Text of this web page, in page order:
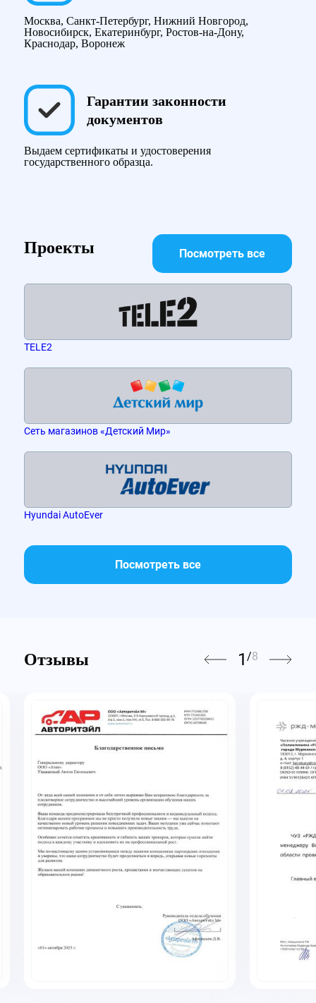
Москва, Санкт-Петербург, Нижний Новгород,
Новосибирск, Екатеринбург, Ростов-на-Дону,
Краснодар, Воронеж
Гарантии законности
документов
Выдаем сертификаты и удостоверения
государственного образца.
Проекты Посмотреть все
TELE2
Сеть магазинов «Детский Мир»
Hyundai AutoEver
Посмотреть все
Отзывы 1 /8